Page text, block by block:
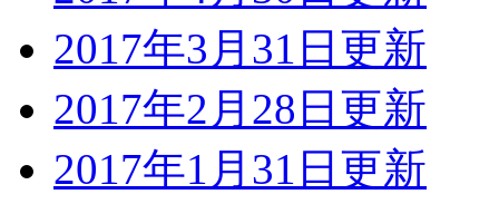
2017年3月31日更新
2017年2月28日更新
2017年1月31日更新